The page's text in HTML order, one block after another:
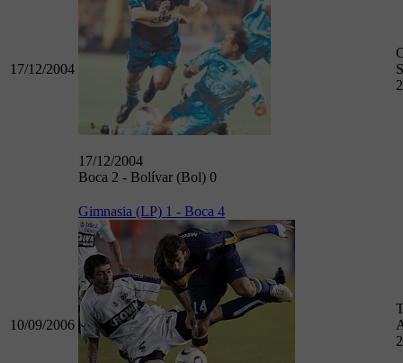
17/12/2004
17/12/2004
Boca 2 - Bolívar (Bol) 0
10/09/2006
Gimnasia (LP) 1 - Boca 4